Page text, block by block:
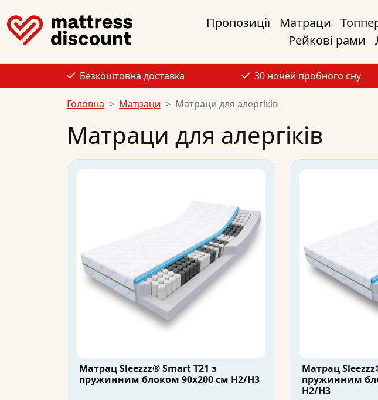
Пропозиції Матраци
Рейкові рами
Безкоштовна доставка 30 ночей пробного сну
Головна Матраци Матраци для алергіків
Матраци для алергіків
Матрац Sleezzz® Smart T21 з
пружинним блоком 90x200 см H2/H3
Матрац
пружинним
H2/H3